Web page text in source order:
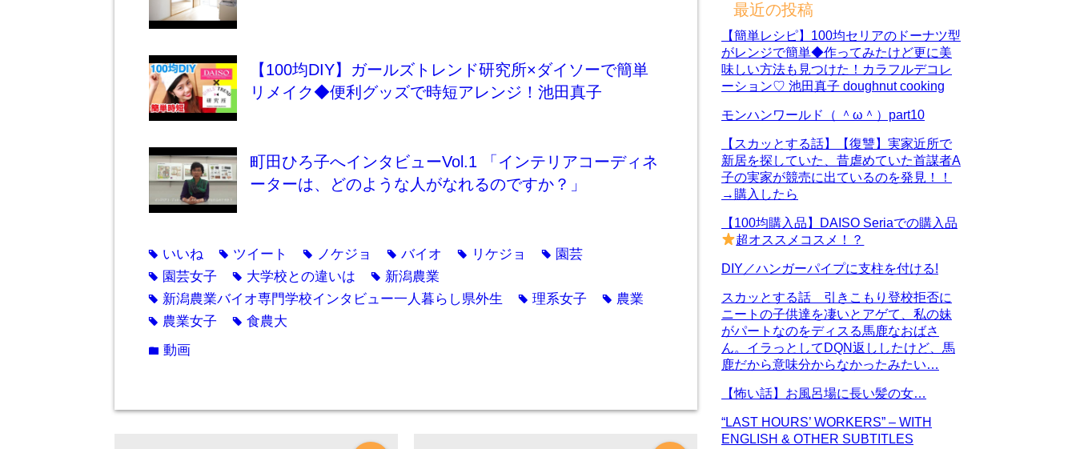
【100均DIY】ガールズトレンド研究所×ダイソーで簡単
リメイク◆便利グッズで時短アレンジ！池田真子
町田ひろ子へインタビューVol.1 「インテリアコーディネ
ーターは、どのような人がなれるのですか？」
tag いいね tag ツイート tag ノケジョ tag バイオ tag リケジョ tag 園芸
tag 園芸女子 tag 大学校との違いは tag 新潟農業
tag 新潟農業バイオ専門学校インタビュー一人暮らし県外生 tag 理系女子 tag 農業
tag 農業女子 tag 食農大
folder 動画
最近の投稿
【簡単レシピ】100均セリアのドーナツ型
がレンジで簡単◆作ってみたけど更に美
味しい方法も見つけた！カラフルデコレ
ーション♡ 池田真子 doughnut cooking
モンハンワールド（ ＾ω＾）part10
【スカッとする話】【復讐】実家近所で
新居を探していた、昔虐めていた首謀者A
子の実家が競売に出ているのを発見！！
→購入したら
【100均購入品】DAISO Seriaでの購入品
超オススメコスメ！？
DIY／ハンガーパイプに支柱を付ける!
スカッとする話 引きこもり登校拒否に
ニートの子供達を凄いとアゲて、私の妹
がパートなのをディスる馬鹿なおばさ
ん。イラっとしてDQN返ししたけど、馬
鹿だから意味分からなかったみたい…
【怖い話】お風呂場に長い髪の女…
“LAST HOURS’ WORKERS” – WITH
ENGLISH & OTHER SUBTITLES